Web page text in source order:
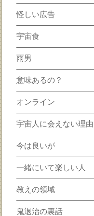
怪しい広告
宇宙食
雨男
意味あるの？
オンライン
宇宙人に会えない理由
今は良いが
一緒にいて楽しい人
教えの領域
鬼退治の裏話